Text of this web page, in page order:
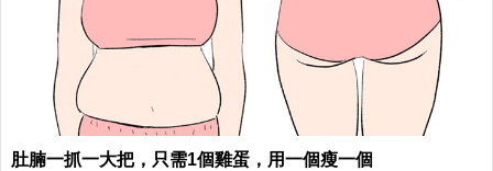
肚腩一抓一大把，只需1個雞蛋，用一個瘦一個